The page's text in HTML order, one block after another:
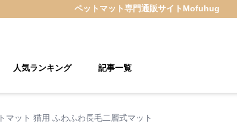
ペットマット専門通販サイト Mofuhug
人気ランキング 記事一覧
マット 猫用 ふわふわ長毛二層式マット